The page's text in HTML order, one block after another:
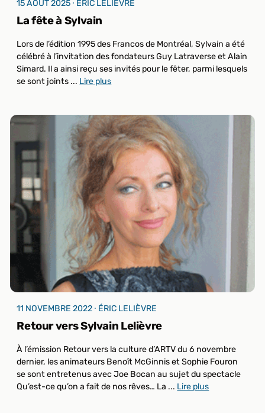
La fête à Sylvain
15 AOÛT 2025 ⸱ ÉRIC LELIÈVRE
Lors de l’édition 1995 des Francos de Montréal, Sylvain a été
célébré à l’invitation des fondateurs Guy Latraverse et Alain
Simard. Il a ainsi reçu ses invités pour le fêter, parmi lesquels
se sont joints ... Lire plus
Retour vers Sylvain Lelièvre
11 NOVEMBRE 2022 ⸱ ÉRIC LELIÈVRE
À l’émission Retour vers la culture d’ARTV du 6 novembre
dernier, les animateurs Benoît McGinnis et Sophie Fouron
se sont entretenus avec Joe Bocan au sujet du spectacle
Qu’est-ce qu’on a fait de nos rêves… La ... Lire plus